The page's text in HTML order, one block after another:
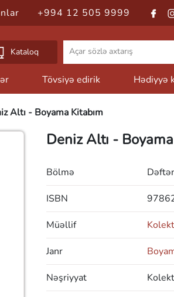
+994 12 505 9999
Kataloq
Tövsiyə edirik Hədiyyə
Altı - Boyama Kitabım
Deniz Altı -
Bölmə
ISBN
Müəllif
Janr
Nəşriyyat